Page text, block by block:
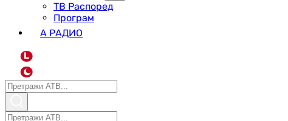
ТВ Распоред
Програм
А РАДИО
L